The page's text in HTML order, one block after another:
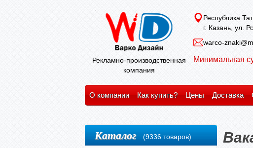
Рекламно-производственная
компания
Республика
г. Казань, ул.
warco-
Минимальная
О компании Как купить? Цены Доставка
Каталог (9336 товаров)